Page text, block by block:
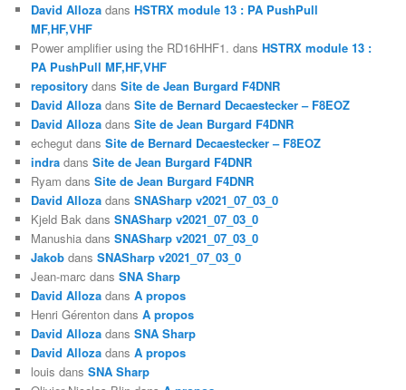
David Alloza dansHSTRX module 13 : PA PushPull
MF,HF,VHF
Power amplifier using the RD16HHF1. dansHSTRX module 13 :
PA PushPull MF,HF,VHF
repository dansSite de Jean Burgard F4DNR
David Alloza dansSite de Bernard Decaestecker – F8EOZ
David Alloza dansSite de Jean Burgard F4DNR
echegut dansSite de Bernard Decaestecker – F8EOZ
indra dansSite de Jean Burgard F4DNR
Ryam dansSite de Jean Burgard F4DNR
David Alloza dansSNASharp v2021_07_03_0
Kjeld Bak dansSNASharp v2021_07_03_0
Manushia dansSNASharp v2021_07_03_0
Jakob dansSNASharp v2021_07_03_0
Jean-marc dansSNA Sharp
David Alloza dansA propos
Henri Gérenton dansA propos
David Alloza dansSNA Sharp
David Alloza dansA propos
louis dansSNA Sharp